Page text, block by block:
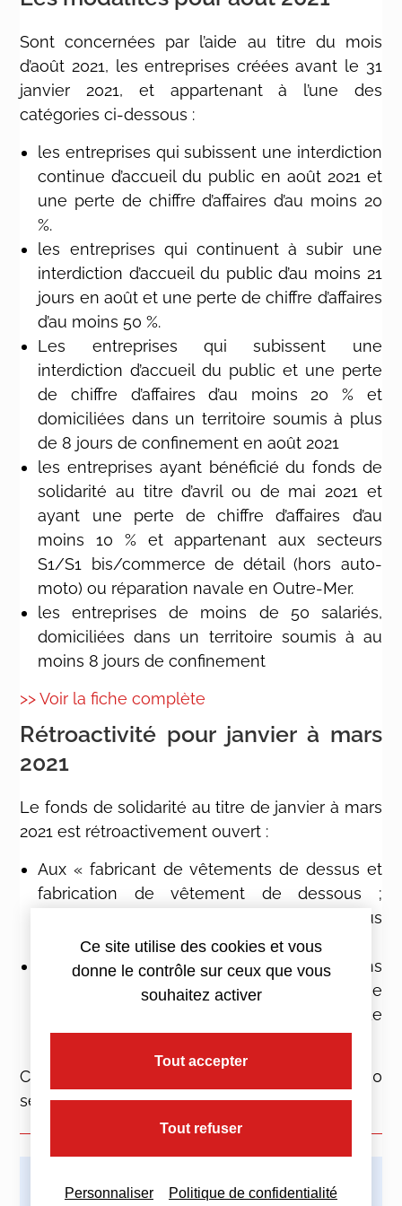
Sont concernées par l’aide au titre du mois
d’août 2021, les entreprises créées avant le 31
janvier 2021, et appartenant à l’une des
catégories ci-dessous :
les entreprises qui subissent une interdiction
continue d’accueil du public en août 2021 et
une perte de chiffre d’affaires d’au moins 20
%.
les entreprises qui continuent à subir une
interdiction d’accueil du public d’au moins 21
jours en août et une perte de chiffre d’affaires
d’au moins 50 %.
Les entreprises qui subissent une
interdiction d’accueil du public et une perte
de chiffre d’affaires d’au moins 20 % et
domiciliées dans un territoire soumis à plus
de 8 jours de confinement en août 2021
les entreprises ayant bénéficié du fonds de
solidarité au titre d’avril ou de mai 2021 et
ayant une perte de chiffre d’affaires d’au
moins 10 % et appartenant aux secteurs
S1/S1 bis/commerce de détail (hors auto-
moto) ou réparation navale en Outre-Mer.
les entreprises de moins de 50 salariés,
domiciliées dans un territoire soumis à au
moins 8 jours de confinement
>> Voir la fiche complète
Rétroactivité pour janvier à mars
2021
Le fonds de solidarité au titre de janvier à mars
2021 est rétroactivement ouvert :
Aux « fabricant de vêtements de dessus et
fabrication de vêtement de dessous ;
fabrication d’article à mailles », sous
conditions
Aux établissements de coiffure et de soins
de beauté domiciliés dans une commune
mentionnée à l’annexe 3 (stations de
montagne)
Ces nouveaux bénéficiaires ont jusqu’au 30
septembre pour faire leurs demandes.
Ce site utilise des cookies et vous
donne le contrôle sur ceux que vous
souhaitez activer
Tout accepter
Tout refuser
Personnaliser Politique de confidentialité